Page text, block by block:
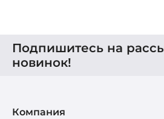
Подпишитесь на
новинок!
Компания